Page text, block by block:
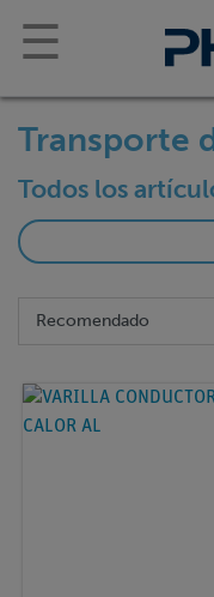
☰
Transporte
Todos los